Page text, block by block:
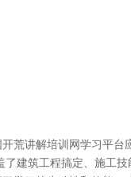
荒讲解培训网学习平台
建筑工程搞定、施工